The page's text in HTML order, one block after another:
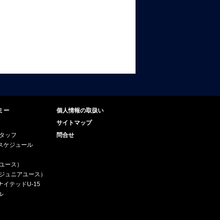
ー
ッフ
ケジュール
ース）
ュニアユース）
イテッドU-15
個人情報の取扱い
サイトマップ
問合せ